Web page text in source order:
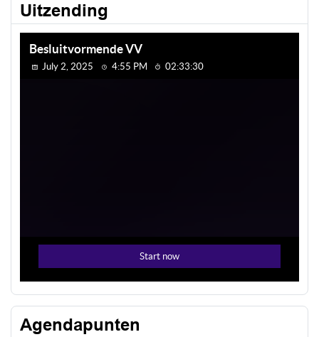
Uitzending
Agendapunten